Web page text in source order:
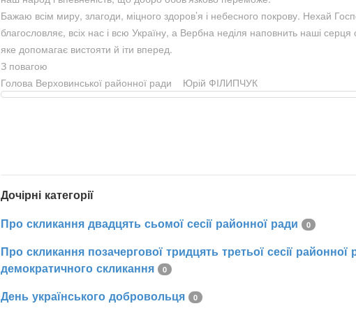
Бажаю всім миру, злагоди, міцного здоров’я і небесного покрову. Нехай
благословляє, всіх нас і всю Україну, а Вербна неділя наповнить наші серця
яке допомагає вистояти й іти вперед.
З повагою
Голова Верховинської районної ради Юрій ФІЛИПЧУК
Дочірні категорії
Про скликання двадцять сьомої сесії районної ради
0
Про скликання позачергової тридцять третьої сесії районної
демократичного скликання
0
День українського добровольця 0